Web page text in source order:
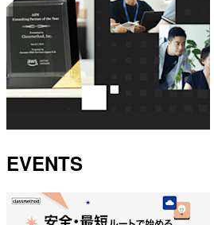
EVENTS